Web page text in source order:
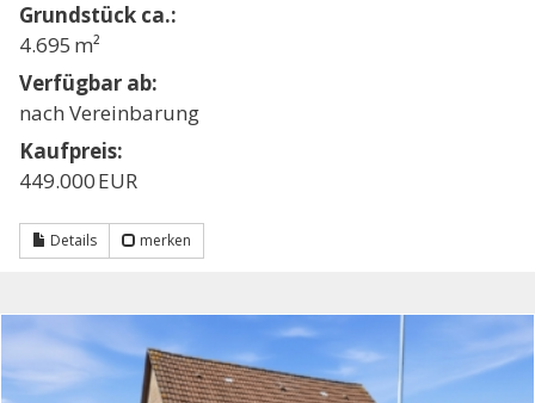
Grund­stück ca.:
4.695 m²
Verfügbar ab:
nach Vereinbarung
Kaufpreis:
449.000 EUR
Details merken